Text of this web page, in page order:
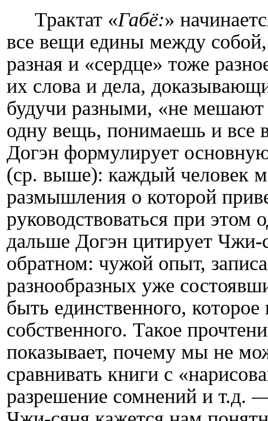
Трактат «Габё:»
все вещи едины между
разная и «сердце» тоже
их слова и дела,
будучи разными, «не мешают
одну вещь, понимаешь и все
Догэн формулирует
(ср. выше): каждый человек
размышления о которой
руководствоваться при этом
дальше Догэн цитирует Чжи-
обратном: чужой опыт,
разнообразных уже
быть единственного,
собственного. Такое
показывает, почему мы не
сравнивать книги с
разрешение сомнений и т.д.